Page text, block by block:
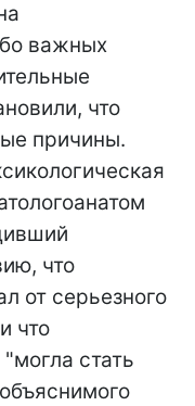
важных
что
причины.
что
от серьезного
что
стать